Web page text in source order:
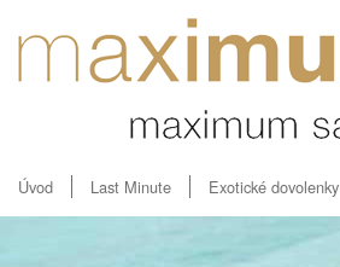
Úvod Last Minute Exotické dovolenky